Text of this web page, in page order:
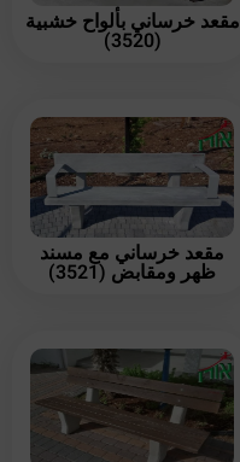
مقعد خرساني بألواح خشبية
(3520)
مقعد خرساني مع مسند
ظهر ومقابض (3521)